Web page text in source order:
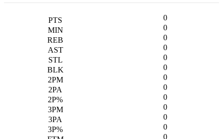
0
0
0
0
0
0
0
0
0
0
0
0
0